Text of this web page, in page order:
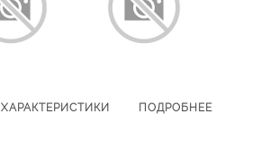
ХАРАКТЕРИСТИКИ ПОДРОБНЕЕ